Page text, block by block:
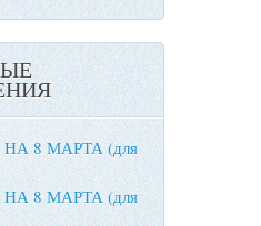
8 МАРТА (для
8 МАРТА (для